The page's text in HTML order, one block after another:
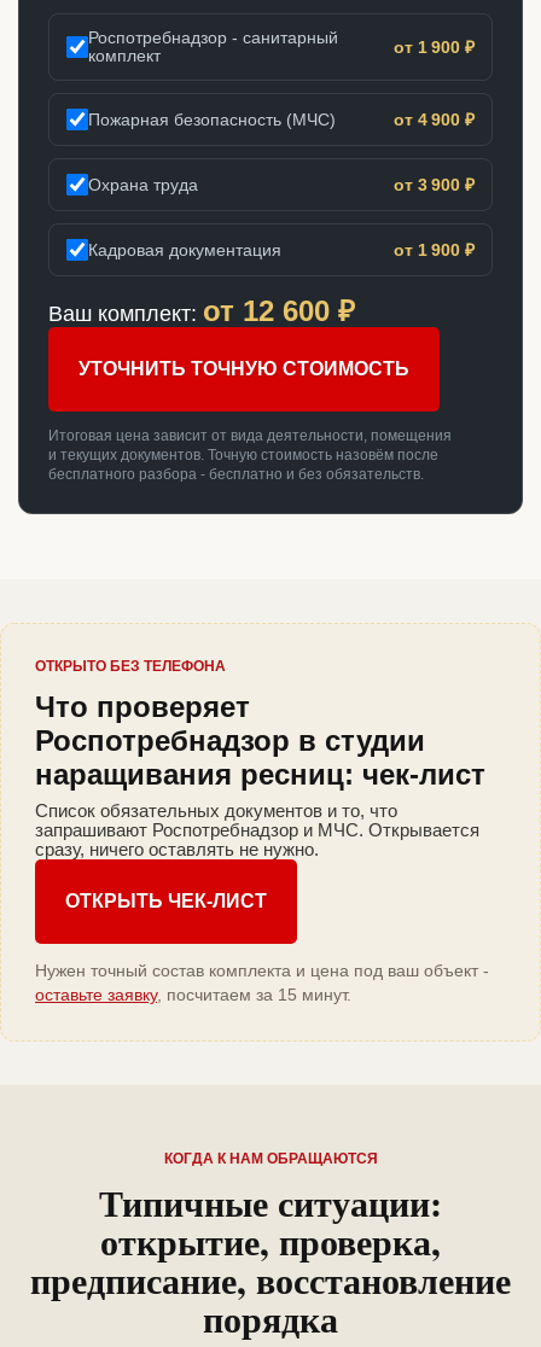
Роспотребнадзор - санитарный
комплект
от 1 900 ₽
Пожарная безопасность (МЧС) от 4 900 ₽
Охрана труда от 3 900 ₽
Кадровая документация от 1 900 ₽
Ваш комплект: от 12 600 ₽
УТОЧНИТЬ ТОЧНУЮ СТОИМОСТЬ
Итоговая цена зависит от вида деятельности, помещения
и текущих документов. Точную стоимость назовём после
бесплатного разбора - бесплатно и без обязательств.
ОТКРЫТО БЕЗ ТЕЛЕФОНА
Что проверяет
Роспотребнадзор в студии
наращивания ресниц: чек-лист
Список обязательных документов и то, что
запрашивают Роспотребнадзор и МЧС. Открывается
сразу, ничего оставлять не нужно.
ОТКРЫТЬ ЧЕК-ЛИСТ
Нужен точный состав комплекта и цена под ваш объект -
оставьте заявку, посчитаем за 15 минут.
КОГДА К НАМ ОБРАЩАЮТСЯ
Типичные ситуации:
открытие, проверка,
предписание, восстановление
порядка